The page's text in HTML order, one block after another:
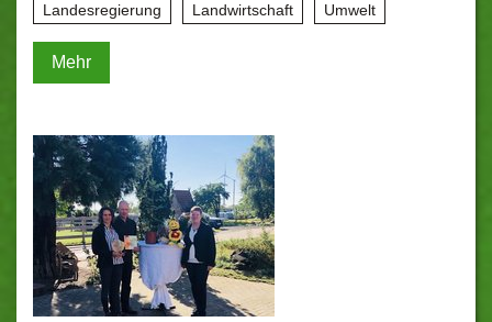
Landesregierung Landwirtschaft Umwelt
Mehr